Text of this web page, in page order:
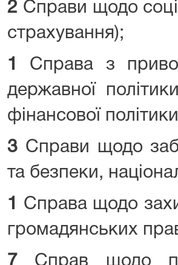
2 Справи щодо
страхування);
1
Справа з
державної
фінансової
3 Справи щодо
та безпеки,
1
Справа щодо
громадянських
7 Справ щодо